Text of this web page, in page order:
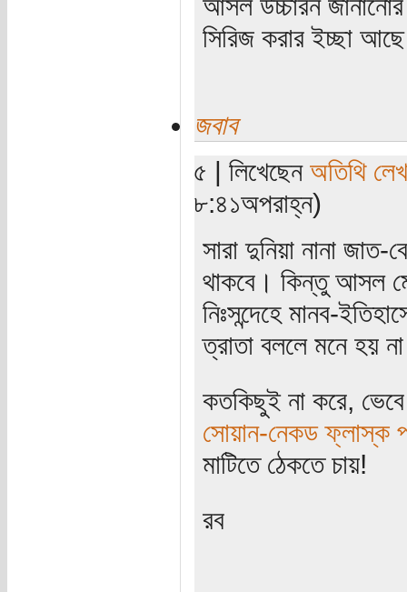
সিরিজ করার ইচ্ছা
জবাব
৫ | লিখেছেনঅতিথি
৮:৪১অপরাহ্ন)
সারা দুনিয়া নানা
থাকবে। কিন্তু আসল
নিঃসন্দেহে মানব-
ত্রাতা বললে মনে হয়
কতকিছুই না করে, ভেবে
সোয়ান-নেকড ফ্লাস্ক
মাটিতে ঠেকতে চায়!
রব